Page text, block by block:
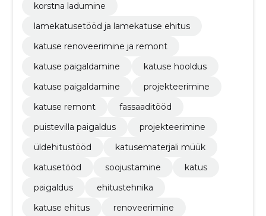
korstna ladumine
lamekatusetööd ja lamekatuse ehitus
katuse renoveerimine ja remont
katuse paigaldamine
katuse hooldus
katuse paigaldamine
projekteerimine
katuse remont
fassaaditööd
puistevilla paigaldus
projekteerimine
üldehitustööd
katusematerjali müük
katusetööd
soojustamine
katus
paigaldus
ehitustehnika
katuse ehitus
renoveerimine